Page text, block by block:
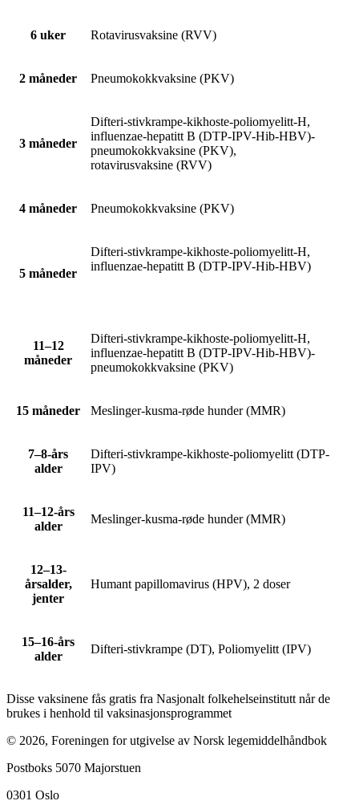
6 uker Rotavirusvaksine (RVV)
2 måneder Pneumokokkvaksine (PKV)
3 måneder
Difteri-stivkrampe-kikhoste-poliomyelitt-H,
influenzae-hepatitt B (DTP-IPV-Hib-HBV)-
pneumokokkvaksine (PKV),
rotavirusvaksine (RVV)
4 måneder Pneumokokkvaksine (PKV)
5 måneder
Difteri-stivkrampe-kikhoste-poliomyelitt-H,
influenzae-hepatitt B (DTP-IPV-Hib-HBV)
11–12
måneder
Difteri-stivkrampe-kikhoste-poliomyelitt-H,
influenzae-hepatitt B (DTP-IPV-Hib-HBV)-
pneumokokkvaksine (PKV)
15 måneder Meslinger-kusma-røde hunder (MMR)
7–8-års
alder
Difteri-stivkrampe-kikhoste-poliomyelitt (DTP-
IPV)
11–12-års
alder
Meslinger-kusma-røde hunder (MMR)
12–13-
årsalder,
jenter
Humant papillomavirus (HPV), 2 doser
15–16-års
alder
Difteri-stivkrampe (DT), Poliomyelitt (IPV)
Disse vaksinene fås gratis fra Nasjonalt folkehelseinstitutt når de
brukes i henhold til vaksinasjonsprogrammet
© 2026, Foreningen for utgivelse av Norsk legemiddelhåndbok
Postboks 5070 Majorstuen
0301 Oslo